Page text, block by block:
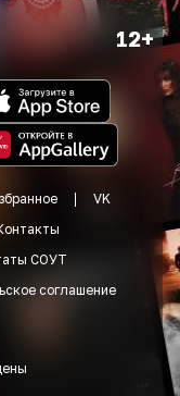
12+
VK
СОУТ
соглашение